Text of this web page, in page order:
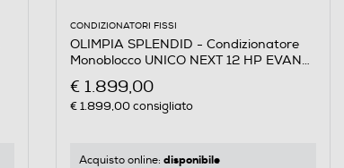
CONDIZIONATORI FISSI
OLIMPIA SPLENDID - Condizionatore
Monoblocco UNICO NEXT 12 HP EVAN-
€ 1.899,00
€ 1.899,00consigliato
Acquisto online: disponibile